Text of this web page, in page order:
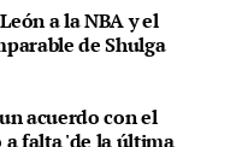
a la NBA y el
de Shulga
acuerdo con el
falta 'de la última